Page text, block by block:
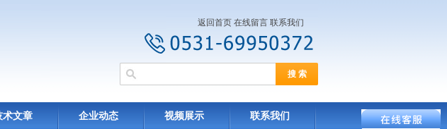
返回首页 在线留言 联系我们
术文章 企业动态 视频展示 联系我们